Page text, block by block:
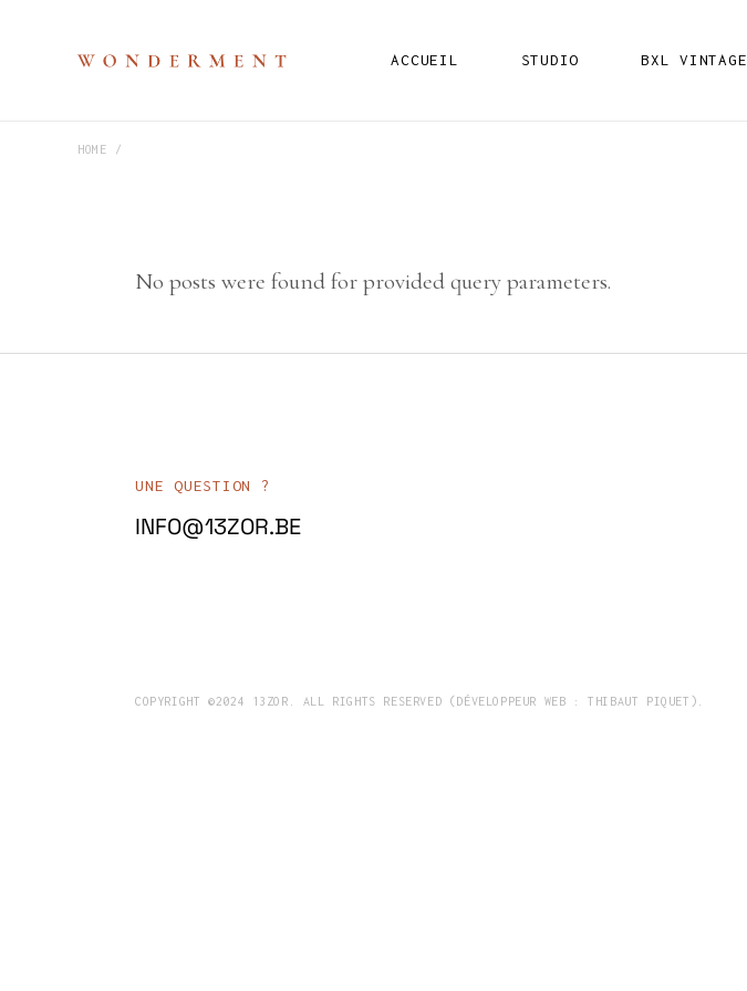
ACCUEIL STUDIO BXL VINTAGE
HOME
No posts were found for provided query parameters.
UNE QUESTION ?
INFO@13ZOR.BE
COPYRIGHT ©2024 13ZOR. ALL RIGHTS RESERVED (DÉVELOPPEUR WEB : THIBAUT PIQUET).